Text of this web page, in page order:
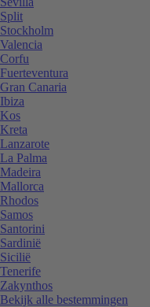
Split
Stockholm
Valencia
Corfu
Fuerteventura
Gran Canaria
Ibiza
Kos
Kreta
Lanzarote
La Palma
Madeira
Mallorca
Rhodos
Samos
Santorini
Sardinië
Sicilië
Tenerife
Zakynthos
Bekijk alle bestemmingen